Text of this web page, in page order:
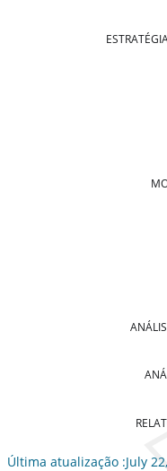
Última atualização :July